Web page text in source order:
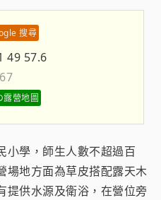
搜尋
49 57.6
露營地圖
小學，師生人數不超過百
場地方面為草皮搭配露天木
提供水源及衛浴，在營位旁